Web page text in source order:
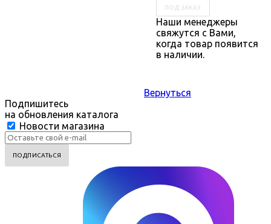
ПОД ЗАКАЗ
Наши менеджеры
свяжутся с Вами,
когда товар появится
в наличии.
Вернуться
Подпишитесь
на обновления каталога
Новости магазина